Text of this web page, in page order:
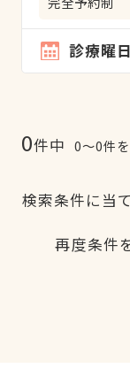
診療曜日
0件中 0〜0件
検索条件に当
再度条件